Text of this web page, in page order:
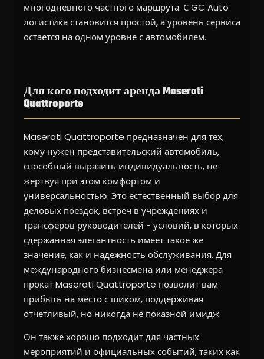
многодневного частного маршрута. С GC Auto
логистика становится простой, а уровень сервиса
остается на одном уровне с автомобилем.
Для кого подходит аренда Maserati
Quattroporte
Maserati Quattroporte предназначен для тех,
кому нужен представительский автомобиль,
способный выразить индивидуальность, не
жертвуя при этом комфортом и
универсальностью. Это естественный выбор для
деловых поездок, встреч в учреждениях и
трансферов руководителей - условий, в которых
сдержанная элегантность имеет такое же
значение, как и надежность обслуживания. Для
международного бизнесмена или менеджера
прокат Maserati Quattroporte позволит вам
прибыть на место с шиком, поддерживая
отчетливый, но никогда не показной имидж.
Он также хорошо подходит для частных
мероприятий и официальных событий, таких как